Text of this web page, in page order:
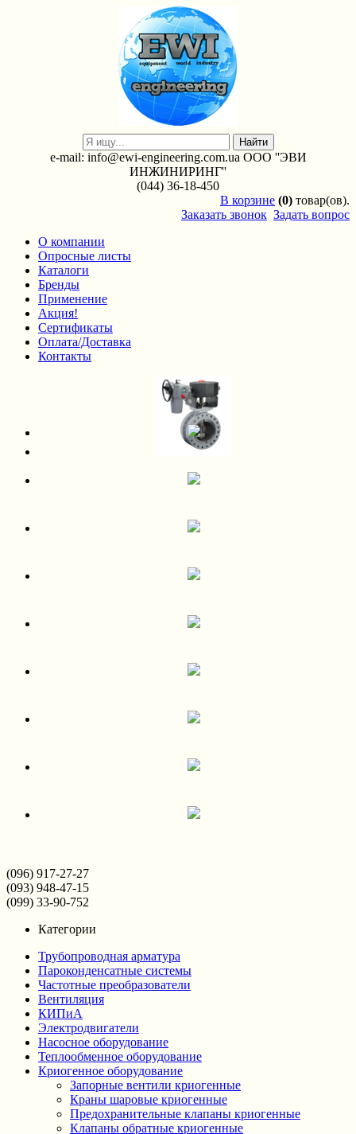
e-mail: info@ewi-engineering.com.ua ООО ''ЭВИ
ИНЖИНИРИНГ''
(044) 36-18-450
В корзине (0) товар(ов).
Заказать звонок Задать вопрос
О компании
Опросные листы
Каталоги
Бренды
Применение
Акция!
Сертификаты
Оплата/Доставка
Контакты
(096) 917-27-27
(093) 948-47-15
(099) 33-90-752
Категории
Трубопроводная арматура
Пароконденсатные системы
Частотные преобразователи
Вентиляция
КИПиА
Электродвигатели
Насосное оборудование
Теплообменное оборудование
Криогенное оборудование
Запорные вентили криогенные
Краны шаровые криогенные
Предохранительные клапаны криогенные
Клапаны обратные криогенные